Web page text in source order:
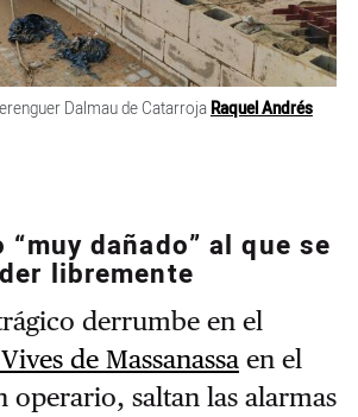
Dalmau de Catarroja Raquel Andrés
dañado” al que se
libremente
derrumbe en el
de Massanassaen el
operario, saltan las alarmas